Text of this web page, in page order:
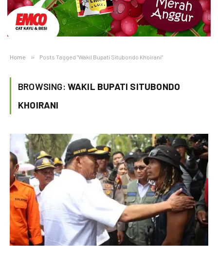
Home » Posts Tagged "Wakil Bupati Situbondo Khoirani"
BROWSING: WAKIL BUPATI SITUBONDO
KHOIRANI